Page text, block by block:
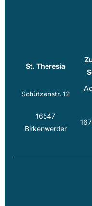
St. Theresia
Schützenstr. 12
16547
Birkenwerder